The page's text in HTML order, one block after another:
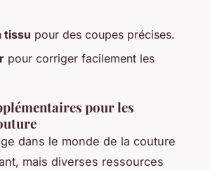
tissu pour des coupes précises.
pour corriger facilement les
pour les
dans le monde de la couture
mais diverses ressources